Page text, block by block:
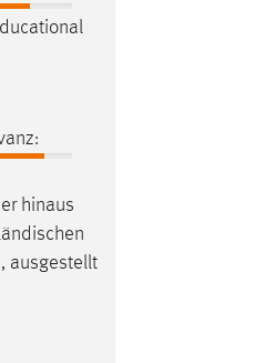
hinaus
ausgestellt